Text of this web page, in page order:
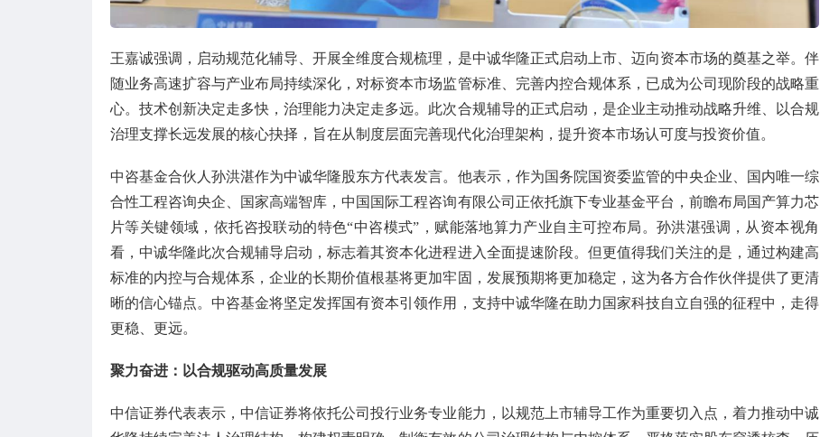
王嘉诚强调，启动规范化辅导、开展全维度合规梳理，是中诚华隆正式启动上市、迈向资本市场的奠基之举。伴
随业务高速扩容与产业布局持续深化，对标资本市场监管标准、完善内控合规体系，已成为公司现阶段的战略重
心。技术创新决定走多快，治理能力决定走多远。此次合规辅导的正式启动，是企业主动推动战略升维、以合规
治理支撑长远发展的核心抉择，旨在从制度层面完善现代化治理架构，提升资本市场认可度与投资价值。
中咨基金合伙人孙洪湛作为中诚华隆股东方代表发言。他表示，作为国务院国资委监管的中央企业、国内唯一综
合性工程咨询央企、国家高端智库，中国国际工程咨询有限公司正依托旗下专业基金平台，前瞻布局国产算力芯
片等关键领域，依托咨投联动的特色“中咨模式”，赋能落地算力产业自主可控布局。孙洪湛强调，从资本视角
看，中诚华隆此次合规辅导启动，标志着其资本化进程进入全面提速阶段。但更值得我们关注的是，通过构建高
标准的内控与合规体系，企业的长期价值根基将更加牢固，发展预期将更加稳定，这为各方合作伙伴提供了更清
晰的信心锚点。中咨基金将坚定发挥国有资本引领作用，支持中诚华隆在助力国家科技自立自强的征程中，走得
更稳、更远。
聚力奋进：以合规驱动高质量发展
中信证券代表表示，中信证券将依托公司投行业务专业能力，以规范上市辅导工作为重要切入点，着力推动中诚